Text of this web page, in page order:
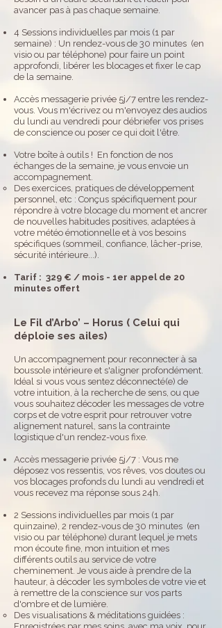
avancer pas à pas chaque semaine.
4 Sessions individuelles par mois (1 par
semaine) : Un rendez-vous de 30 minutes (en
visio ou par téléphone) pour faire un point
approfondi, libérer les blocages et fixer le cap
de la semaine.
Accès messagerie privée 5j/7 entre les rendez-
vous. Vous m'écrivez ou m'envoyez des audios
du lundi au vendredi pour débriefer vos prises
de conscience ou poser ce qui doit l'être.
Votre boîte à outils ! En fonction de nos
échanges de la semaine, je vous envoie un
accompagnement.
Des exercices, pratiques de développement
personnel, etc : Conçus spécifiquement pour
répondre à votre blocage du moment et ancrer
de nouvelles habitudes positives, adaptées à
votre météo émotionnelle et à vos besoins
spécifiques (sommeil, confiance, lâcher-prise,
sécurité intérieure...).
Tarif : 329 € / mois - 1er appel de 20
minutes offert
Le Fil d’Arbo’ – Horus ( Celui qui
déploie ses ailes)
Un accompagnement pour reconnecter à sa
boussole intérieure et s'aligner profondément.
Idéal si vous vous sentez déconnecté(e) de
votre intuition, à la recherche de sens, ou que
vous souhaitez décoder les messages de votre
corps et de votre esprit pour retrouver votre
alignement naturel, sans la contrainte
logistique d'un rendez-vous fixe.
Accès messagerie privée 5j/7 : Vous me
déposez vos ressentis, vos rêves, vos doutes ou
vos blocages profonds du lundi au vendredi et
vous recevez ma réponse sous 24h.
2 Sessions individuelles par mois (1 par
quinzaine), 2 rendez-vous de 30 minutes (en
visio ou par téléphone) durant lequel je mets
mon écoute fine, mon intuition et mes
différents outils au service de votre
cheminement. Je vous aide à prendre de la
hauteur, à décoder les symboles de votre vie et
à remettre de la conscience sur vos parts
d'ombre et de lumière.
Des visualisations & méditations guidées :